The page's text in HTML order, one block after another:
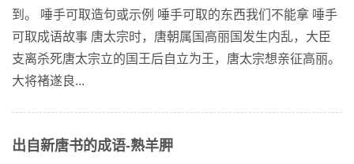
到。 唾手可取造句或示例 唾手可取的东西我们不能拿 唾手
可取成语故事 唐太宗时，唐朝属国高丽国发生内乱，大臣
支离杀死唐太宗立的国王后自立为王，唐太宗想亲征高丽。
大将褚遂良...
出自新唐书的成语-熟羊胛